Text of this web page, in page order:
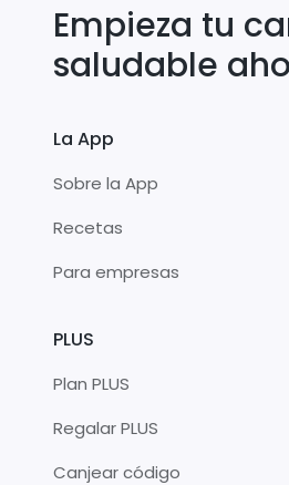
Empieza tu
saludable
La App
Sobre la App
Recetas
Para empresas
PLUS
Plan PLUS
Regalar PLUS
Canjear código